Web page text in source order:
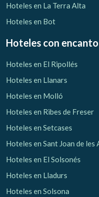
Hoteles en La Terra Alta
Hoteles en Bot
Hoteles con encanto
Hoteles en El Ripollés
Hoteles en Llanars
Hoteles en Molló
Hoteles en Ribes de Freser
Hoteles en Setcases
Hoteles en Sant Joan de les
Hoteles en El Solsonés
Hoteles en Lladurs
Hoteles en Solsona